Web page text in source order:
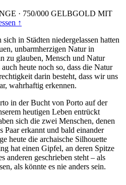
· 750/000 GELBGOLD MIT
↑
in Städten niedergelassen hatten
unbarmherzigen Natur in
zu glauben, Mensch und Natur
heute noch so, dass die Natur
darin besteht, dass wir uns
wahrhaftig erkennen.
in der Bucht von Porto auf der
heutigen Leben entrückt
sich die zwei Menschen, denen
Paar erkannt und bald einander
heute die archaische Silhouette
hat einen Gipfel, an deren Spitze
anderen geschrieben steht – als
als könnte es nie anders sein.